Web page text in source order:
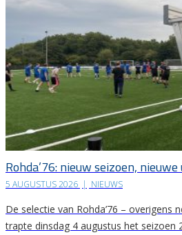
Rohda’76: nieuw seizoen,
5 AUGUSTUS 2026 | NIEUWS
De selectie van Rohda’76 – overigens
trapte dinsdag 4 augustus het seizoen